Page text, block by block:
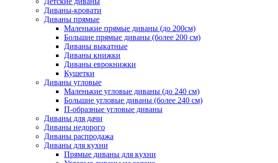
Диваны-кровати
Диваны прямые
Маленькие прямые диваны (до 200см)
Большие прямые диваны (более 200 см)
Диваны выкатные
Диваны книжки
Диваны еврокнижки
Кушетки
Диваны угловые
Маленькие угловые диваны (до 240 см)
Большие угловые диваны (более 240 см)
П-образные угловые диваны
Диваны для дачи
Диваны недорого
Диваны распродажа
Диваны для кухни
Прямые диваны для кухни